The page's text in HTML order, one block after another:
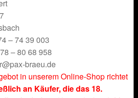
– 74 39 003
– 80 68 958
braeu.de
in unserem Online-Shop richtet
an Käufer, die das 18.